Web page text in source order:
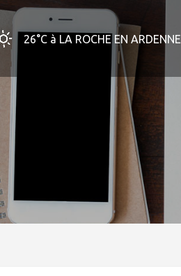
26°C à LA ROCHE EN ARDENNE